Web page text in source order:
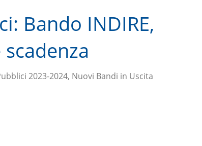
Bando INDIRE,
2023-2024, Nuovi Bandi in Uscita